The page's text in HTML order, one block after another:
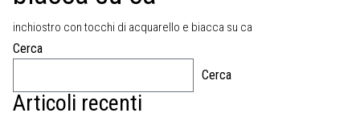
LE COLLEZIONI
GLI AUTORI
FOTOGRAFIA
inchiostro con tocchi di acquarello e biacca su ca
Cerca
Cerca
Articoli recenti